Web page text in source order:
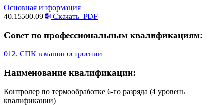
Основная информация
40.15500.09
Скачать PDF
Совет по профессиональным квалификациям:
012. СПК в машиностроении
Наименование квалификации:
Контролер по термообработке 6-го разряда (4 уровень
квалификации)